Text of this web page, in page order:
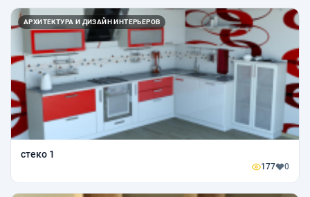
АРХИТЕКТУРА И ДИЗАЙН ИНТЕРЬЕРОВ
стеко 1
177 0